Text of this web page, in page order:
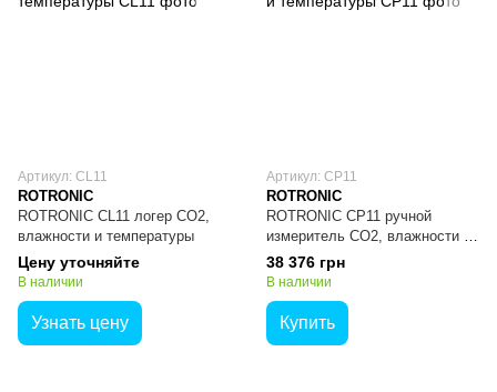
Артикул: CL11
ROTRONIC
ROTRONIC CL11 логер CO2,
влажности и температуры
Цену уточняйте
В наличии
Узнать цену
Артикул: CP11
ROTRONIC
ROTRONIC CP11 ручной
измеритель CO2, влажности и
температуры
38 376 грн
В наличии
Купить